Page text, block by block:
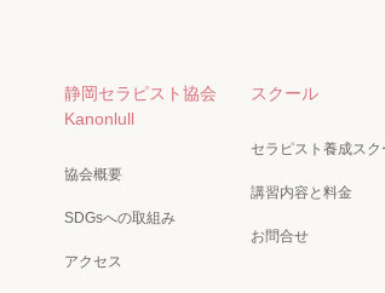
静岡セラピスト協会
Kanonlull
協会概要
SDGsへの取組み
アクセス
スクール
セラピスト養成スク
講習内容と料金
お問合せ